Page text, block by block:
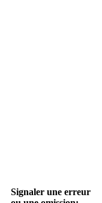
Signaler une erreur